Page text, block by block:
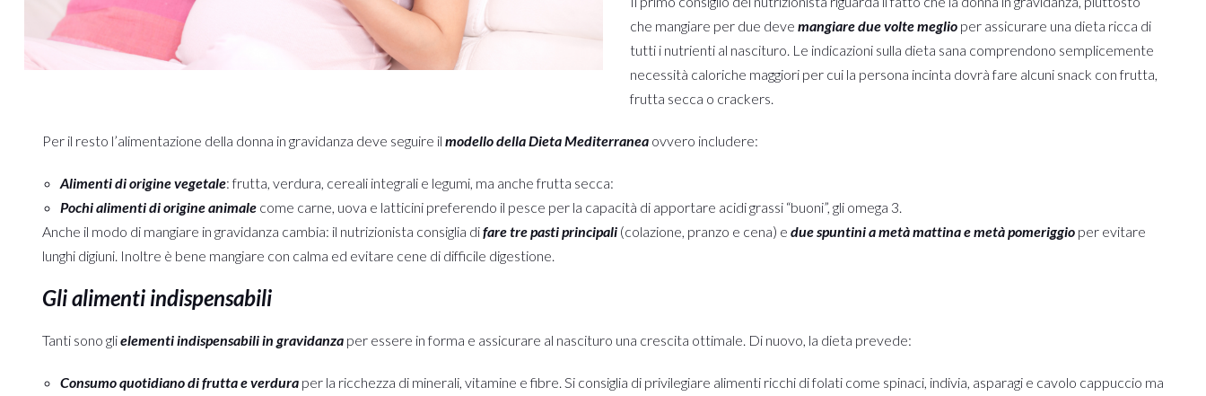
che mangiare per due deve mangiare due volte meglio per assicurare una dieta ricca di
tutti i nutrienti al nascituro. Le indicazioni sulla dieta sana comprendono semplicemente
necessità caloriche maggiori per cui la persona incinta dovrà fare alcuni snack con frutta,
frutta secca o crackers.
Per il resto l’alimentazione della donna in gravidanza deve seguire il modello della Dieta Mediterraneaovvero includere:
Alimenti di origine vegetale: frutta, verdura, cereali integrali e legumi, ma anche frutta secca:
Pochi alimenti di origine animalecome carne, uova e latticini preferendo il pesce per la capacità di apportare acidi grassi “buoni”, gli omega 3.
Anche il modo di mangiare in gravidanza cambia: il nutrizionista consiglia difare tre pasti principali(colazione, pranzo e cena) e due spuntini a metà mattina e metà pomeriggioper evitare
lunghi digiuni. Inoltre è bene mangiare con calma ed evitare cene di difficile digestione.
Gli alimenti indispensabili
Tanti sono glielementi indispensabili in gravidanzaper essere in forma e assicurare al nascituro una crescita ottimale. Di nuovo, la dieta prevede:
Consumo quotidiano di frutta e verduraper la ricchezza di minerali, vitamine e fibre. Si consiglia di privilegiare alimenti ricchi di folati come spinaci, indivia, asparagi e cavolo cappuccio ma